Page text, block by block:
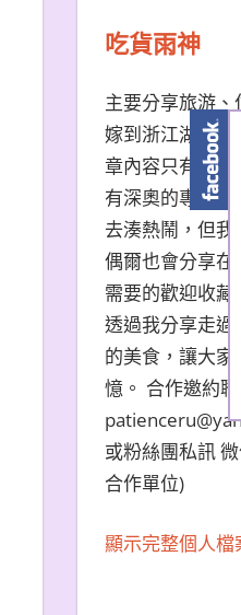
吃貨雨神
主要分享旅游
嫁到浙江湖州的
章內容只有非常
有深奧的專有名
去湊熱鬧，但我
偶爾也會分享在
需要的歡迎收藏
透過我分享走過
的美食，讓大家
憶。 合作邀約聯
或粉絲團私訊
合作單位)
顯示完整個人